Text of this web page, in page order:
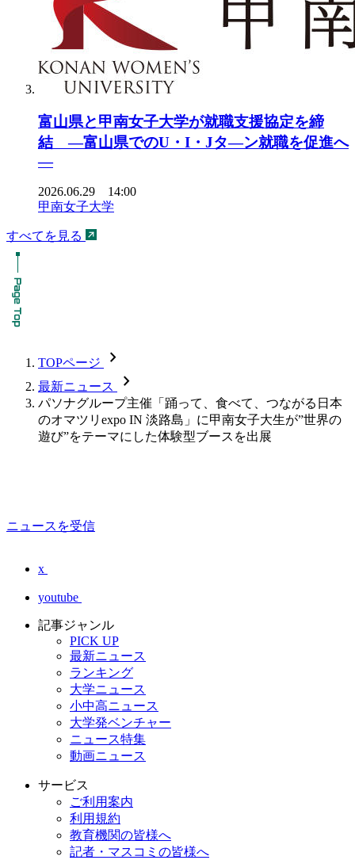
富山県と甲南女子大学が就職支援協定を締
結 ―富山県でのU・I・Jタ―ン就職を促進へ
―
2026.06.29 14:00
甲南女子大学
すべてを見る
TOPページ chevron_forward
最新ニュース chevron_forward
パソナグループ主催「踊って、食べて、つながる日本
のオマツリexpo IN 淡路島」に甲南女子大生が”世界の
遊び”をテーマにした体験型ブースを出展
ニュースを受信
x
youtube
記事ジャンル
PICK UP
最新ニュース
ランキング
大学ニュース
小中高ニュース
大学発ベンチャー
ニュース特集
動画ニュース
サービス
ご利用案内
利用規約
教育機関の皆様へ
記者・マスコミの皆様へ